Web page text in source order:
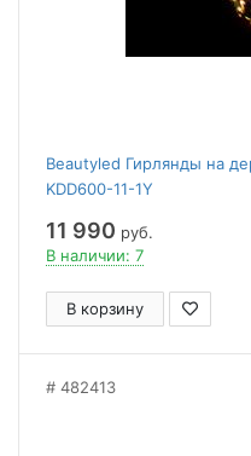
Beautyled Гирлянды на
KDD600-11-1Y
11 990 руб.
В наличии: 7
В корзину
482413